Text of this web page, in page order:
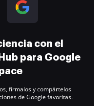
con el
para Google
fírmalos y compártelos
de Google favoritas.